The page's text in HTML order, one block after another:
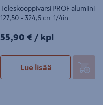
Teleskooppivarsi PROF alumiini
127,50 - 324,5 cm 1/4in
55,90€/kpl
55,90 € / kpl
Lue lisää